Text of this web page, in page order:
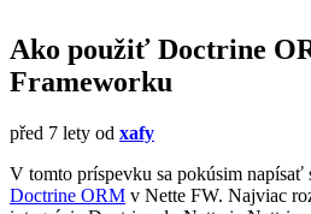
Ako použiť Doctrine
Frameworku
před 7 lety od xafy
V tomto príspevku sa pokúsim
Doctrine ORM v Nette FW. Najviac